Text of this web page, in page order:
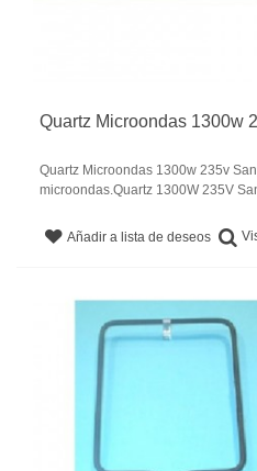
Quartz Microondas 1300w
Quartz Microondas 1300w 235v
microondas.Quartz 1300W 235V
Añadir a lista de deseos